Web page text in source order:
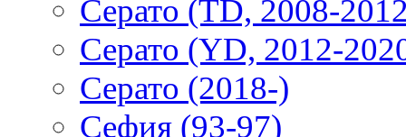
Серато (TD, 2008-
Серато (YD, 2012-
Серато (2018-)
Сефия (93-97)